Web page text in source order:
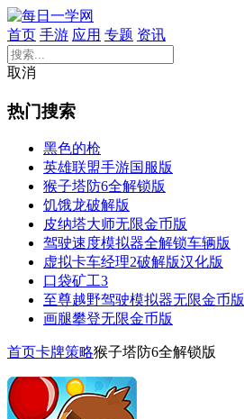
首页 手游 应用 专题 资讯
取消
热门搜索
黑色的枪
英雄联盟手游国服版
猴子塔防6全解锁版
饥饿龙破解版
皮纳塔大师无限金币版
驾驶速度模拟器全解锁车辆版
虚拟卡车经理2破解版汉化版
口袋矿工3
至尊越野驾驶模拟器无限金币版
画腿攀登无限金币版
首页卡牌策略猴子塔防6全解锁版